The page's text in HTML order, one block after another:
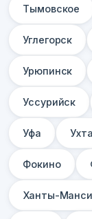
Тымовское
Углегорск
Урюпинск
Уссурийск
Уфа Ухта
Фокино
Ханты-